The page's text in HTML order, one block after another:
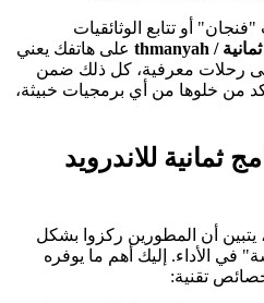
أو تتابع الوثائقيات
ثمانية / thmanyah‏
على هاتفك يعني
إلى رحلات معرفية، كل ذلك ضمن
من خلوها من أي برمجيات خبيثة،
ثمانية للاندرويد
يتبين أن المطورين ركزوا بشكل
في الأداء. إليك أهم ما يوفره
تقنية: